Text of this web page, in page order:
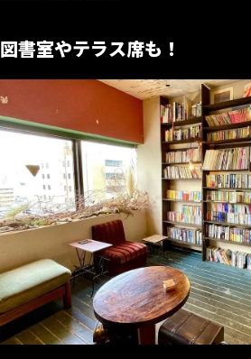
図書室やテラス席も！